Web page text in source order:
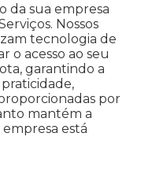
da sua empresa
Nossos
tecnologia de
o acesso ao seu
garantindo a
por
mantém a
está